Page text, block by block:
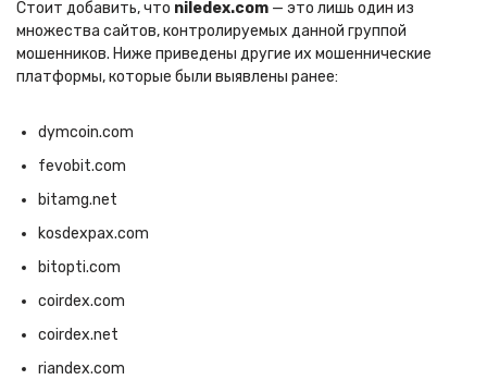
Стоит добавить, что niledex.com — это лишь один из
множества сайтов, контролируемых данной группой
мошенников. Ниже приведены другие их мошеннические
платформы, которые были выявлены ранее:
dymcoin.com
fevobit.com
bitamg.net
kosdexpax.com
bitopti.com
coirdex.com
coirdex.net
riandex.com